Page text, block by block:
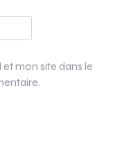
mon site dans le